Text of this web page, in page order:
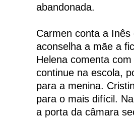
abandonada.
Carmen conta a
aconselha a mãe a
Helena comenta
continue na escola,
para a menina.
para o mais difícil.
a porta da câmara